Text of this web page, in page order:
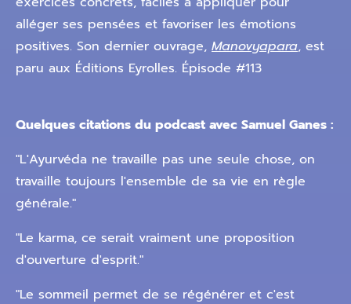
alléger ses pensées et favoriser les émotions
positives. Son dernier ouvrage, Manovyapara, est
paru aux Éditions Eyrolles. Épisode #113
Quelques citations du podcast avec Samuel Ganes :
"L'Ayurvéda ne travaille pas une seule chose, on
travaille toujours l'ensemble de sa vie en règle
générale."
"Le karma, ce serait vraiment une proposition
d'ouverture d'esprit."
"Le sommeil permet de se régénérer et c'est